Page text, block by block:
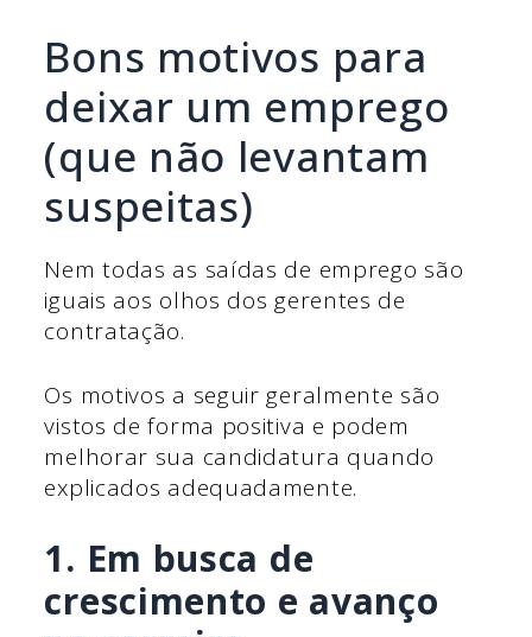
Bons motivos para
deixar um emprego
(que não levantam
suspeitas)
Nem todas as saídas de emprego são
iguais aos olhos dos gerentes de
contratação.
Os motivos a seguir geralmente são
vistos de forma positiva e podem
melhorar sua candidatura quando
explicados adequadamente.
1. Em busca de
crescimento e avanço